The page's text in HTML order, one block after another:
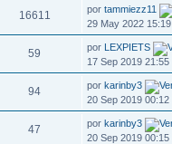
16611 portammiezz11
29 May 2022 15:19
59 por LEXPIETS
17 Sep 2019 21:55
94 porkarinby3
20 Sep 2019 00:12
47 porkarinby3
20 Sep 2019 00:15